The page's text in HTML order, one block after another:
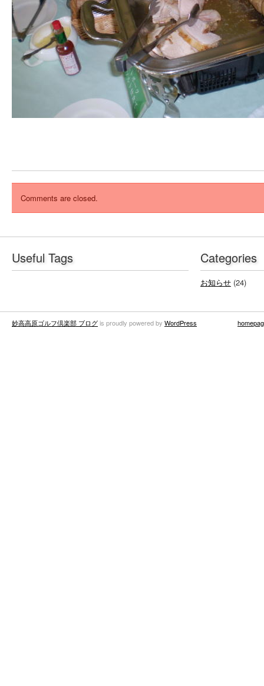
Comments are closed.
Useful Tags Categories
お知らせ (24)
妙高高原ゴルフ倶楽部 ブログis proudly powered by WordPress